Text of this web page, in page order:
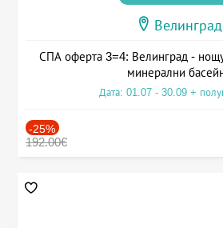
Велинград
СПА оферта 3=4: Велинград -
минерални
Дата: 01.07 - 30.09 +
-25%
192.00€